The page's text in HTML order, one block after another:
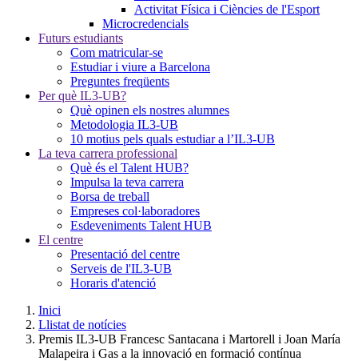
Activitat Física i Ciències de l'Esport
Microcredencials
Futurs estudiants
Com matricular-se
Estudiar i viure a Barcelona
Preguntes freqüents
Per què IL3-UB?
Què opinen els nostres alumnes
Metodologia IL3-UB
10 motius pels quals estudiar a l’IL3-UB
La teva carrera professional
Què és el Talent HUB?
Impulsa la teva carrera
Borsa de treball
Empreses col·laboradores
Esdeveniments Talent HUB
El centre
Presentació del centre
Serveis de l'IL3-UB
Horaris d'atenció
Inici
Llistat de notícies
Premis IL3-UB Francesc Santacana i Martorell i Joan María
Malapeira i Gas a la innovació en formació contínua